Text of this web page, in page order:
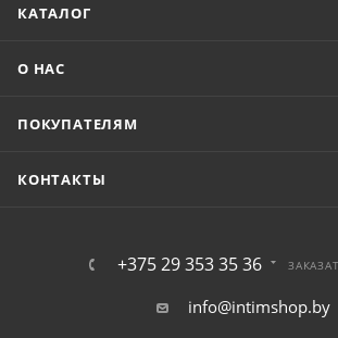
КАТАЛОГ
О НАС
ПОКУПАТЕЛЯМ
КОНТАКТЫ
+375 29 353 35 36
info@intimshop.by